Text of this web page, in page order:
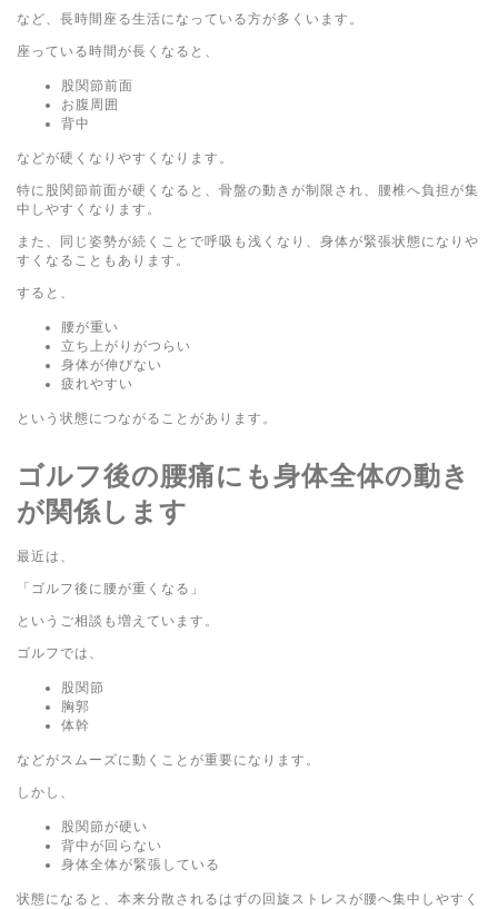
など、長時間座る生活になっている方が多くいます。
座っている時間が長くなると、
股関節前面
お腹周囲
背中
などが硬くなりやすくなります。
特に股関節前面が硬くなると、骨盤の動きが制限され、腰椎へ負担が集
中しやすくなります。
また、同じ姿勢が続くことで呼吸も浅くなり、身体が緊張状態になりや
すくなることもあります。
すると、
腰が重い
立ち上がりがつらい
身体が伸びない
疲れやすい
という状態につながることがあります。
ゴルフ後の腰痛にも身体全体の動き
が関係します
最近は、
「ゴルフ後に腰が重くなる」
というご相談も増えています。
ゴルフでは、
股関節
胸郭
体幹
などがスムーズに動くことが重要になります。
しかし、
股関節が硬い
背中が回らない
身体全体が緊張している
状態になると、本来分散されるはずの回旋ストレスが腰へ集中しやすく